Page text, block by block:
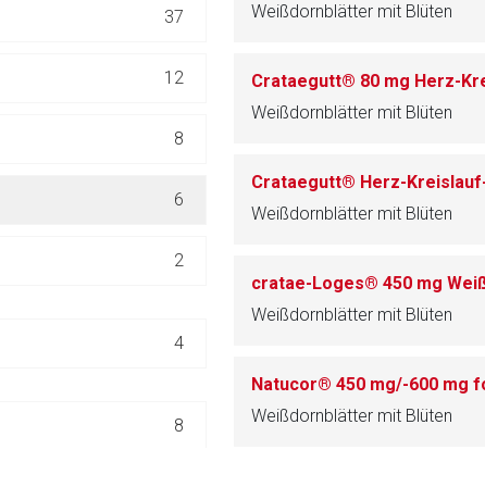
37
12
8
6
2
4
8
Weißdornblätter mit Blüten
Crataegutt® 80 mg Herz-
Weißdornblätter mit Blüten
Crataegutt® Herz-
Weißdornblätter mit Blüten
cratae-Loges® 450 mg
Weißdornblätter mit Blüten
Natucor® 450 mg/-600 mg
Weißdornblätter mit Blüten
Ebenso gelten dort ggf. andere Datenschutzbestimmungen.
Zurück zur rote-